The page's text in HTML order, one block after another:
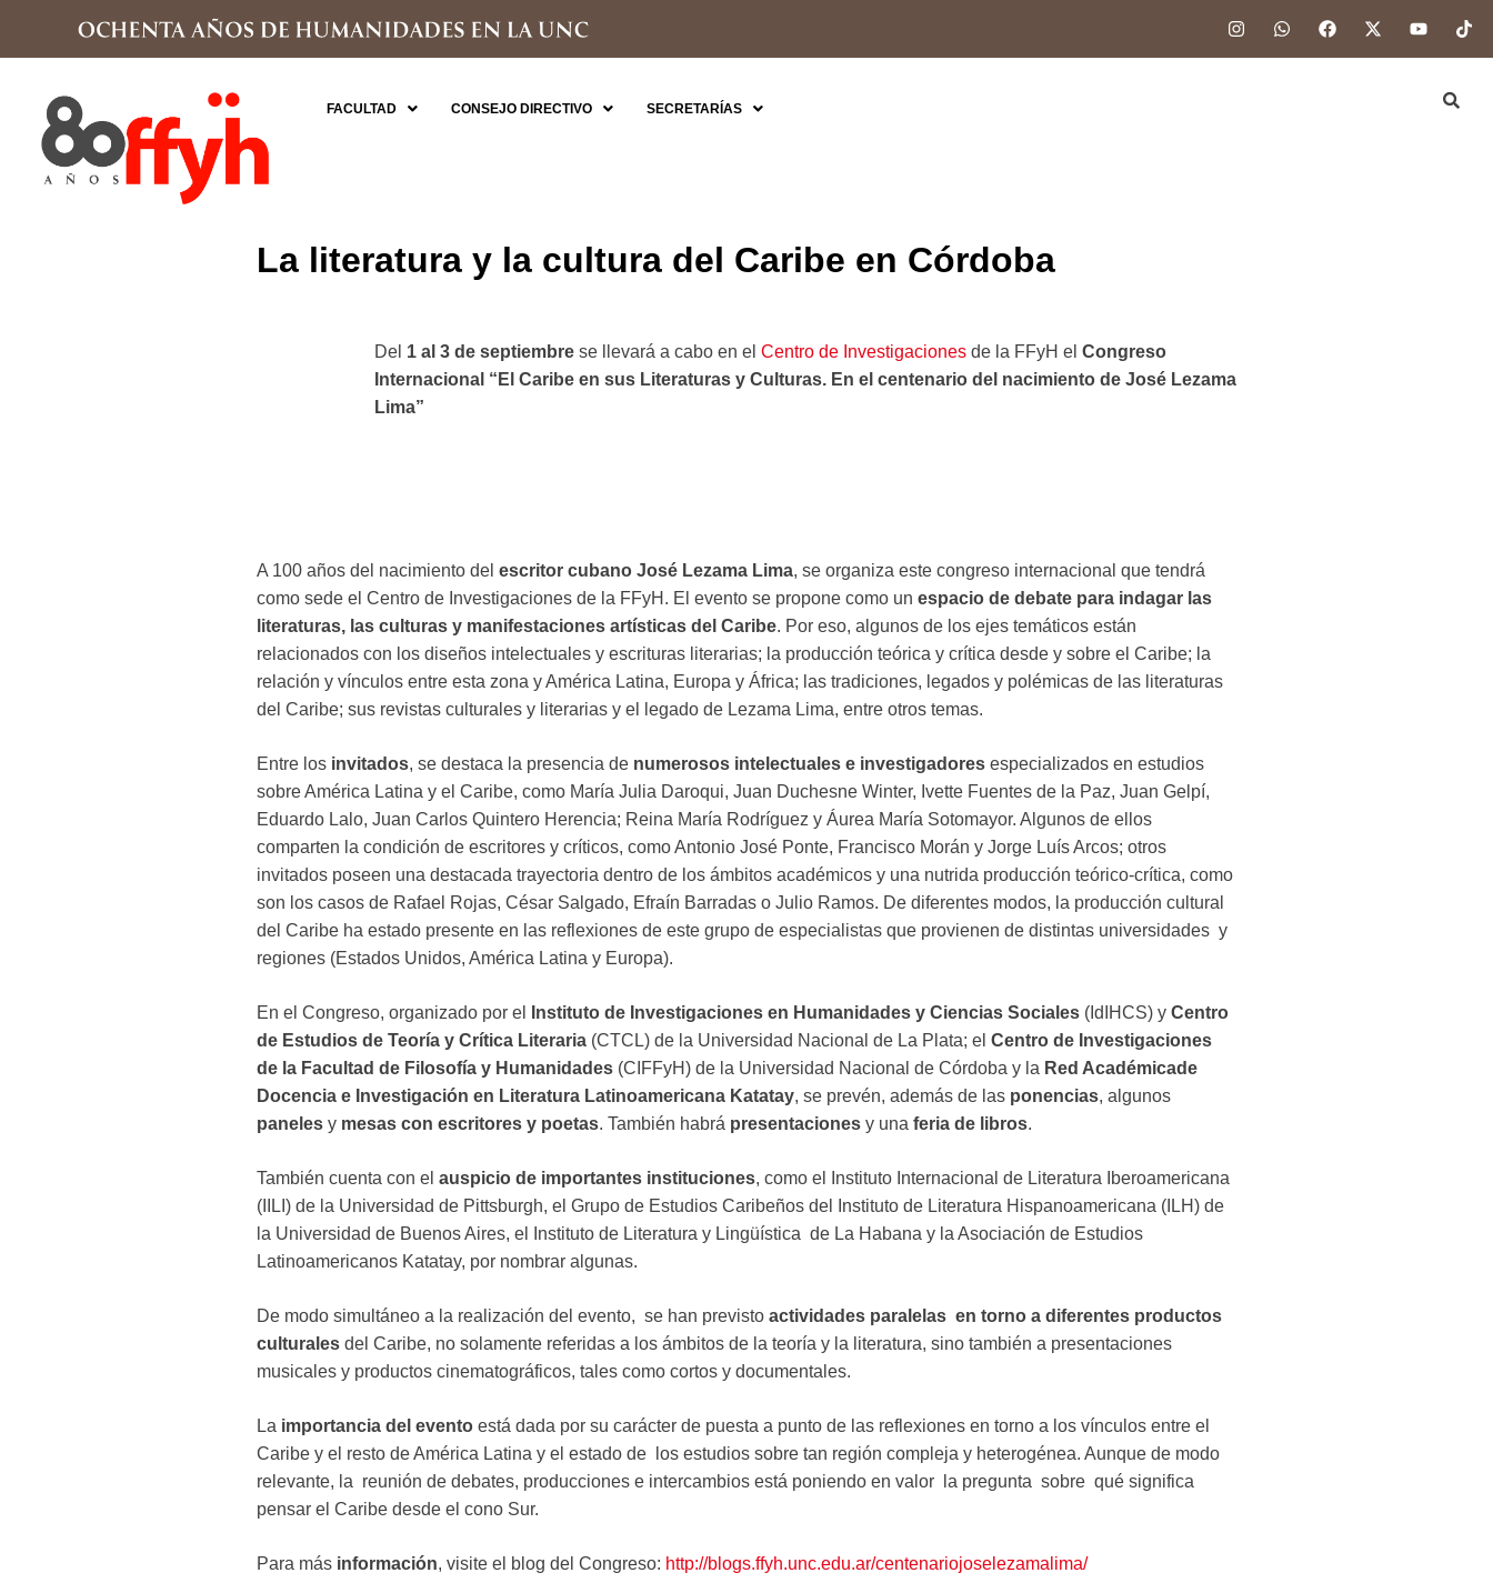
FACULTAD CONSEJO DIRECTIVO SECRETARÍAS
La literatura y la cultura del Caribe en Córdoba
Del 1 al 3 de septiembre se llevará a cabo en el Centro de Investigaciones de la FFyH el Congreso
Internacional “El Caribe en sus Literaturas y Culturas. En el centenario del nacimiento de José Lezama
Lima”
A 100 años del nacimiento del escritor cubano José Lezama Lima, se organiza este congreso internacional que tendrá
como sede el Centro de Investigaciones de la FFyH. El evento se propone como un espacio de debate para indagar las
literaturas, las culturas y manifestaciones artísticas del Caribe. Por eso, algunos de los ejes temáticos están
relacionados con los diseños intelectuales y escrituras literarias; la producción teórica y crítica desde y sobre el Caribe; la
relación y vínculos entre esta zona y América Latina, Europa y África; las tradiciones, legados y polémicas de las literaturas
del Caribe; sus revistas culturales y literarias y el legado de Lezama Lima, entre otros temas.
Entre los invitados, se destaca la presencia de numerosos intelectuales e investigadores especializados en estudios
sobre América Latina y el Caribe, como María Julia Daroqui, Juan Duchesne Winter, Ivette Fuentes de la Paz, Juan Gelpí,
Eduardo Lalo, Juan Carlos Quintero Herencia; Reina María Rodríguez y Áurea María Sotomayor. Algunos de ellos
comparten la condición de escritores y críticos, como Antonio José Ponte, Francisco Morán y Jorge Luís Arcos; otros
invitados poseen una destacada trayectoria dentro de los ámbitos académicos y una nutrida producción teórico-crítica, como
son los casos de Rafael Rojas, César Salgado, Efraín Barradas o Julio Ramos. De diferentes modos, la producción cultural
del Caribe ha estado presente en las reflexiones de este grupo de especialistas que provienen de distintas universidades y
regiones (Estados Unidos, América Latina y Europa).
En el Congreso, organizado por el Instituto de Investigaciones en Humanidades y Ciencias Sociales (IdIHCS) y Centro
de Estudios de Teoría y Crítica Literaria (CTCL) de la Universidad Nacional de La Plata; el Centro de Investigaciones
de la Facultad de Filosofía y Humanidades (CIFFyH) de la Universidad Nacional de Córdoba y la Red Académicade
Docencia e Investigación en Literatura Latinoamericana Katatay, se prevén, además de las ponencias, algunos
paneles y mesas con escritores y poetas. También habrá presentaciones y una feria de libros.
También cuenta con el auspicio de importantes instituciones, como el Instituto Internacional de Literatura Iberoamericana
(IILI) de la Universidad de Pittsburgh, el Grupo de Estudios Caribeños del Instituto de Literatura Hispanoamericana (ILH) de
la Universidad de Buenos Aires, el Instituto de Literatura y Lingüística de La Habana y la Asociación de Estudios
Latinoamericanos Katatay, por nombrar algunas.
De modo simultáneo a la realización del evento, se han previsto actividades paralelas en torno a diferentes productos
culturales del Caribe, no solamente referidas a los ámbitos de la teoría y la literatura, sino también a presentaciones
musicales y productos cinematográficos, tales como cortos y documentales.
La importancia del evento está dada por su carácter de puesta a punto de las reflexiones en torno a los vínculos entre el
Caribe y el resto de América Latina y el estado de los estudios sobre tan región compleja y heterogénea. Aunque de modo
relevante, la reunión de debates, producciones e intercambios está poniendo en valor la pregunta sobre qué significa
pensar el Caribe desde el cono Sur.
Para más información, visite el blog del Congreso: http://blogs.ffyh.unc.edu.ar/centenariojoselezamalima/